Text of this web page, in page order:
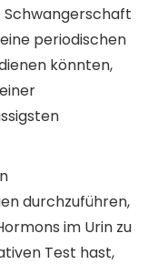
Schwangerschaft
periodischen
könnten,
durchzuführen,
im Urin zu
Test hast,